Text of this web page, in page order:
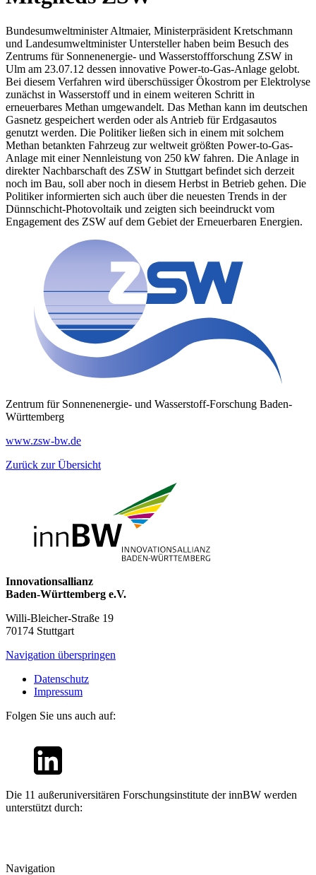
Bundesumweltminister Altmaier, Ministerpräsident Kretschmann
und Landesumweltminister Untersteller haben beim Besuch des
Zentrums für Sonnenenergie- und Wasserstoffforschung ZSW in
Ulm am 23.07.12 dessen innovative Power-to-Gas-Anlage gelobt.
Bei diesem Verfahren wird überschüssiger Ökostrom per Elektrolyse
zunächst in Wasserstoff und in einem weiteren Schritt in
erneuerbares Methan umgewandelt. Das Methan kann im deutschen
Gasnetz gespeichert werden oder als Antrieb für Erdgasautos
genutzt werden. Die Politiker ließen sich in einem mit solchem
Methan betankten Fahrzeug zur weltweit größten Power-to-Gas-
Anlage mit einer Nennleistung von 250 kW fahren. Die Anlage in
direkter Nachbarschaft des ZSW in Stuttgart befindet sich derzeit
noch im Bau, soll aber noch in diesem Herbst in Betrieb gehen. Die
Politiker informierten sich auch über die neuesten Trends in der
Dünnschicht-Photovoltaik und zeigten sich beeindruckt vom
Engagement des ZSW auf dem Gebiet der Erneuerbaren Energien.
Zentrum für Sonnenenergie- und Wasserstoff-Forschung Baden-
Württemberg
www.zsw-bw.de
Zurück zur Übersicht
Innovationsallianz
Baden-Württemberg e.V.
Willi-Bleicher-Straße 19
70174 Stuttgart
Navigation überspringen
Datenschutz
Impressum
Folgen Sie uns auch auf:
Die 11 außeruniversitären Forschungsinstitute der innBW werden
unterstützt durch:
Navigation